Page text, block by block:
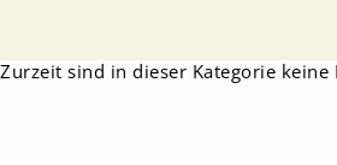
Zurzeit sind in dieser Kategorie